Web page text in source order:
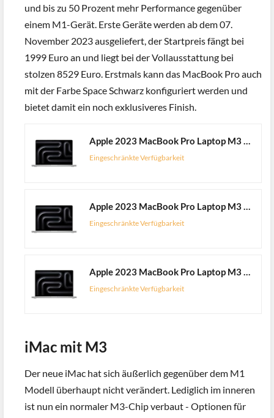
und bis zu 50 Prozent mehr Performance gegenüber
einem M1-Gerät. Erste Geräte werden ab dem 07.
November 2023 ausgeliefert, der Startpreis fängt bei
1999 Euro an und liegt bei der Vollausstattung bei
stolzen 8529 Euro. Erstmals kann das MacBook Pro auch
mit der Farbe Space Schwarz konfiguriert werden und
bietet damit ein noch exklusiveres Finish.
Apple 2023 MacBook Pro Laptop M3 Chip mit 8‑Core CPU, 10‑Core GPU: 14,2" Liquid Retina XDR Display, 8 GB gemeinsamer Arbeitsspeicher, 512 GB SSD Speicher. Funktioniert mit iPhone/iPad, Silber
Eingeschränkte Verfügbarkeit
Apple 2023 MacBook Pro Laptop M3 Pro Chip mit 11‑Core CPU, 14‑Core GPU: 14,2" Liquid Retina XDR Display, 18 GB gemeinsamer Arbeitsspeicher, 512 GB SSD Speicher. Funktioniert mit iPhone, Silber
Eingeschränkte Verfügbarkeit
Apple 2023 MacBook Pro Laptop M3 Pro Chip mit 12‑Core CPU, 18‑Core GPU: 16,2" Liquid Retina XDR Display, 18 GB gemeinsamer Arbeitsspeicher, 512 GB SSD Speicher. Funktioniert mit iPhone/iPad, Silber
Eingeschränkte Verfügbarkeit
iMac mit M3
Der neue iMac hat sich äußerlich gegenüber dem M1
Modell überhaupt nicht verändert. Lediglich im inneren
ist nun ein normaler M3-Chip verbaut - Optionen für